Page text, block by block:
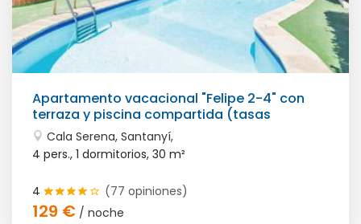
Apartamento vacacional "Felipe 2-4" con
terraza y piscina compartida (tasas
turísticas incluidas)
Cala Serena, Santanyí,
4 pers., 1 dormitorios, 30 m²
4 (77 opiniones)
129 € / noche